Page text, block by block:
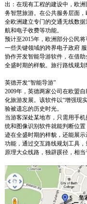
出：在现有工程的建设中，欧
务智慧旅游。在公共服务层面
全欧洲建立专门的交通无线数
航和电子收费等功能。
预计至2015年，欧洲部分公民
一些关键领域的跨界电子政府
协作开发智能导游软件，在借
全盛时期的样貌。旅行路线规划
英德开发“智能导游”
2009年，英德两家公司在欧盟
化旅游发展。该软件以“增强现
验被遗忘的历史时光。
当游客深处某地市，只需用手
统和图像识别软件就能判断位
迹在全盛时期的样貌，还能展
功能，通过交互路线规划工具
原理大众线路，独辟蹊径，相当